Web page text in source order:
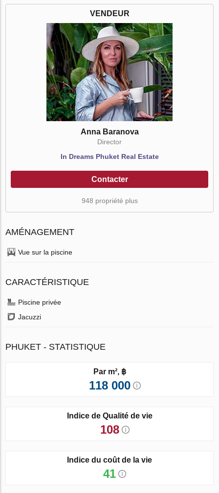
VENDEUR
Anna Baranova
Director
In Dreams Phuket Real Estate
Contacter
948 propriété plus
AMÉNAGEMENT
Vue sur la piscine
CARACTÉRISTIQUE
Piscine privée
Jacuzzi
PHUKET - STATISTIQUE
Par m², ฿
118 000
Indice de Qualité de vie
108
Indice du coût de la vie
41